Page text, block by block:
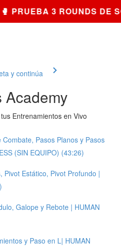
3 ROUNDS DE
y continúa
Academy
Entrenamientos en Vivo
Pasos Planos y Pasos
(SIN EQUIPO) (43:26)
Pivot Estático, Pivot Profundo |
Galope y Rebote | HUMAN
y Paso en L| HUMAN